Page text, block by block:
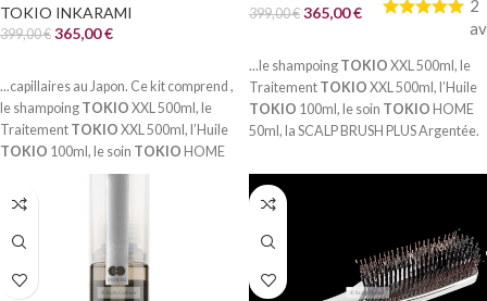
TOKIO INKARAMI
399,00€ 365,00€
...capillaires au Japon. Ce kit comprend ,
le shampoing TOKIO XXL 500ml, le
Traitement TOKIO XXL 500ml, l’Huile
TOKIO 100ml, le soin TOKIO HOME
50ml, la SCALP BRUSH “Rose Gold”....
399,00€ 365,00€
2
...le shampoing TOKIO XXL 500ml, le
Traitement TOKIO XXL 500ml, l’Huile
TOKIO 100ml, le soin TOKIO HOME
50ml, la SCALP BRUSH PLUS Argentée.
à base...